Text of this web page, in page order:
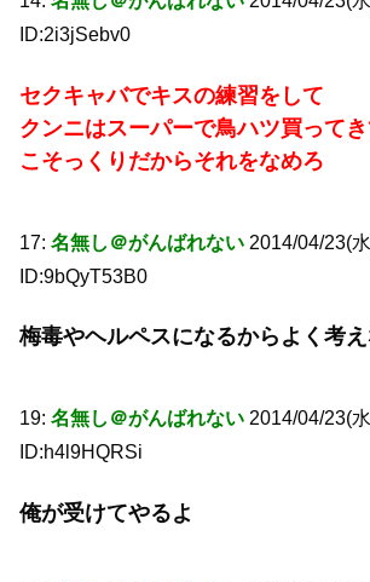
ID:2i3jSebv0
セクキャバでキスの練習をして
クンニはスーパーで鳥ハツ買って
こそっくりだからそれをなめろ
17: 名無し＠がんばれない 2014/04/23(
ID:9bQyT53B0
梅毒やヘルペスになるからよく考
19: 名無し＠がんばれない 2014/04/23(
ID:h4l9HQRSi
俺が受けてやるよ